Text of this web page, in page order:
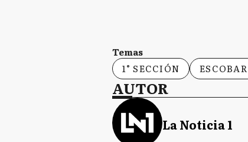
Temas
1° SECCIÓN
ESCOBAR
AUTOR
La Noticia 1